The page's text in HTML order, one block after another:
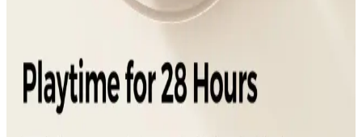
Soundcore'un kablosuz kulaklıkları, Bluetooth teknolojisi,
Kablosuz Kulaklık Seçiminde Güncel Trendler ve
Popüler Modeller Hakkında Bilgi